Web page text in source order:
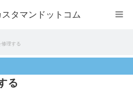
タマンドットコム
修理する
る